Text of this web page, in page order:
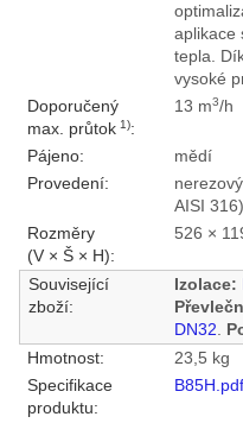
aplikace
tepla.
vysoké
Doporučený
max. průtok1):
13 m3/h
Pájeno:
mědí
Provedení:
AISI 316)
Rozměry
(V × Š × H):
526 ×
Související
zboží:
Izolace:
DN32.
Hmotnost:
23,5 kg
Specifikace
produktu:
B85H.pdf